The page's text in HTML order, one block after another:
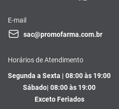
E-mail
sac@promofarma.com.br
Horários de Atendimento
Segunda a Sexta | 08:00 às 19:00
Sábado| 08:00 às 19:00
Exceto Feriados